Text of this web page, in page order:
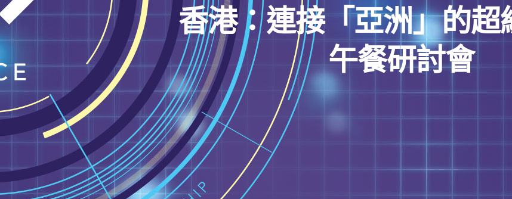
香港：連接「亞洲」的超
午餐研討會